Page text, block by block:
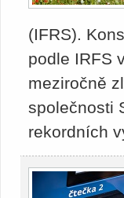
(IFRS).
podle IRFS
meziročně
společnosti
rekordních